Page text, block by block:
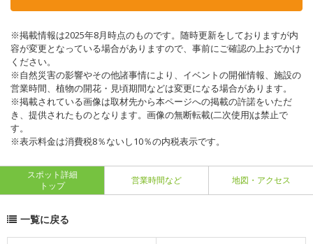
※掲載情報は2025年8月時点のものです。随時更新をしておりますが内
容が変更となっている場合がありますので、事前にご確認の上おでかけ
ください。
※自然災害の影響やその他諸事情により、イベントの開催情報、施設の
営業時間、植物の開花・見頃期間などは変更になる場合があります。
※掲載されている画像は取材先から本ページへの掲載の許諾をいただ
き、提供されたものとなります。画像の無断転載(二次使用)は禁止で
す。
※表示料金は消費税8％ないし10％の内税表示です。
スポット詳細
トップ
営業時間など 地図・アクセス
一覧に戻る